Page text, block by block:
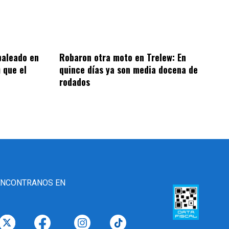
en
que el
Robaron otra moto en Trelew: En
quince días ya son media docena de
rodados
EN